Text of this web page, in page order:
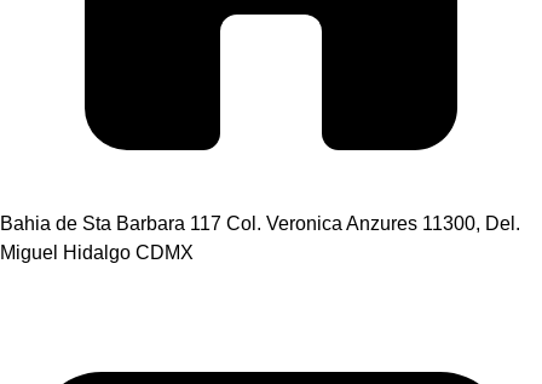
Bahia de Sta Barbara 117 Col. Veronica Anzures 11300, Del.
Miguel Hidalgo CDMX